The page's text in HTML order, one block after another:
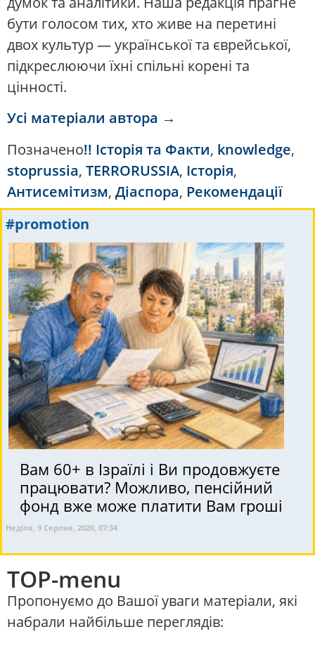
бути голосом тих, хто живе на перетині
двох культур — української та єврейської,
підкреслюючи їхні спільні корені та
цінності.
Усі матеріали автора →
Позначено!! Історія та Факти, knowledge,
stoprussia, TERRORUSSIA, Історія,
Антисемітизм, Діаспора, Рекомендації
#promotion
Вам 60+ в Ізраїлі і Ви продовжуєте
працювати? Можливо, пенсійний
фонд вже може платити Вам гроші
Неділя, 9 Серпня, 2026, 07:34
TOP-menu
Пропонуємо до Вашої уваги матеріали, які
набрали найбільше переглядів: